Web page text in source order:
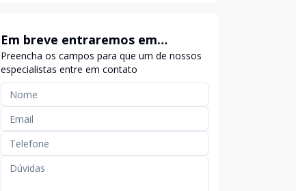
Em breve entraremos em
contato
Preencha os campos para que um de nossos
especialistas entre em contato